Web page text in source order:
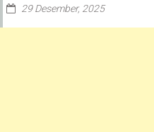
29 Desember, 2025